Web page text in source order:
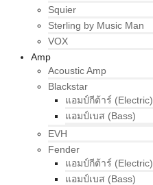
Squier
Sterling by Music Man
VOX
Amp
Acoustic Amp
Blackstar
แอมป์กีต้าร์ (Electric)
แอมป์เบส (Bass)
EVH
Fender
แอมป์กีต้าร์ (Electric)
แอมป์เบส (Bass)